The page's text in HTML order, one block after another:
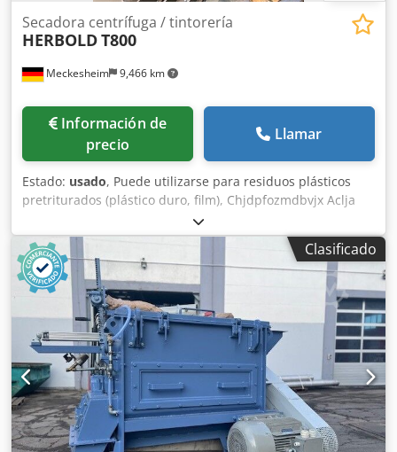
Meckesheim 9,466 km
Secadora centrífuga / tintorería
HERBOLDT800
Información de
precio
Llamar
Estado: usado, Puede utilizarse para residuos plásticos
pretriturados (plástico duro, film), Chjdpfozmdbvjx Aclja
Rendimiento aprox. 0,5-2 t/h dependiendo del tipo de
material Potencia motriz 30 kw Se dispone de un total de
cuatro secadoras de este modelo.
Clasificado